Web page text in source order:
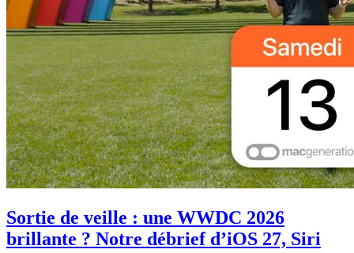
Sortie de veille : une WWDC 2026
brillante ? Notre débrief d’iOS 27, Siri